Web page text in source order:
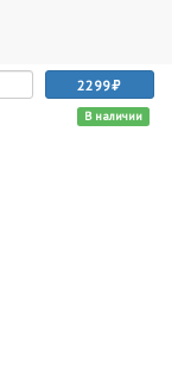
2299
В наличии